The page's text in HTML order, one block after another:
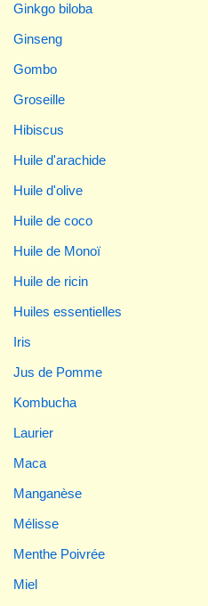
Ginkgo biloba
Ginseng
Gombo
Groseille
Hibiscus
Huile d'arachide
Huile d'olive
Huile de coco
Huile de Monoï
Huile de ricin
Huiles essentielles
Iris
Jus de Pomme
Kombucha
Laurier
Maca
Manganèse
Mélisse
Menthe Poivrée
Miel